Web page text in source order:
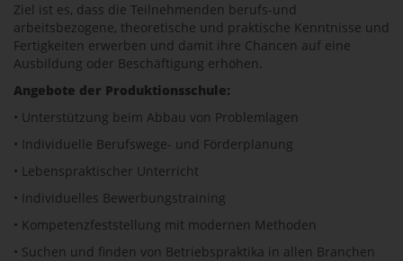
Ziel ist es, dass die Teilnehmenden berufs-und
arbeitsbezogene, theoretische und praktische Kenntnisse und
Fertigkeiten erwerben und damit ihre Chancen auf eine
Ausbildung oder Beschäftigung erhöhen.
Angebote der Produktionsschule:
• Unterstützung beim Abbau von Problemlagen
• Individuelle Berufswege- und Förderplanung
• Lebenspraktischer Unterricht
• Individuelles Bewerbungstraining
• Kompetenzfeststellung mit modernen Methoden
• Suchen und finden von Betriebspraktika in allen Branchen